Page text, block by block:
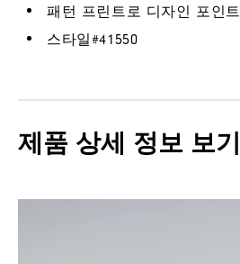
패턴 프린트로 디자인 포인트
스타일#41550
제품 상세 정보 보기